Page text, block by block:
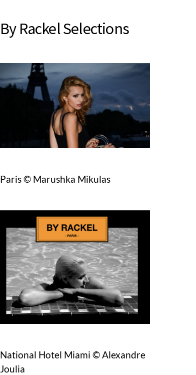
By Rackel Selections
Paris © Marushka Mikulas
National Hotel Miami © Alexandre
Joulia